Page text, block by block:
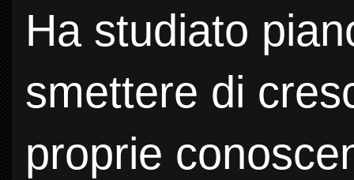
Ha studiato
smettere di
proprie